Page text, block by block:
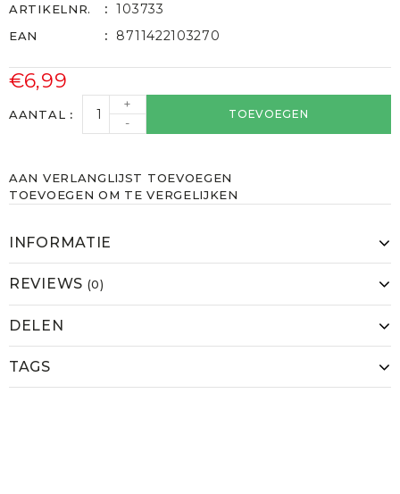
ARTIKELNR. 103733
EAN 8711422103270
€6,99
AANTAL
+
-
TOEVOEGEN
AAN VERLANGLIJST TOEVOEGEN
TOEVOEGEN OM TE VERGELIJKEN
INFORMATIE
REVIEWS (0)
DELEN
TAGS